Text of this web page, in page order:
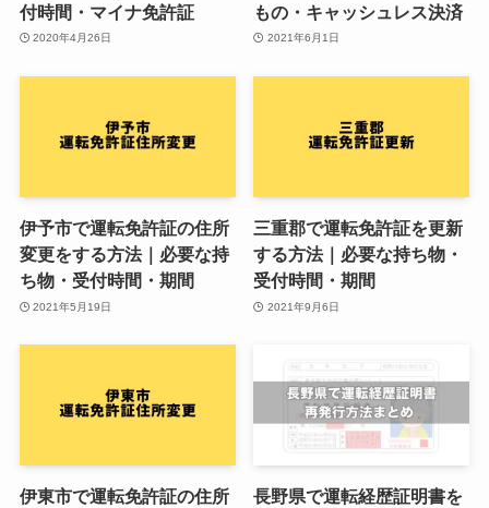
付時間・マイナ免許証
2020年4月26日
もの・キャッシュレス決済
2021年6月1日
伊予市で運転免許証の住所
変更をする方法｜必要な持
ち物・受付時間・期間
2021年5月19日
三重郡で運転免許証を更新
する方法｜必要な持ち物・
受付時間・期間
2021年9月6日
伊東市で運転免許証の住所
長野県で運転経歴証明書を